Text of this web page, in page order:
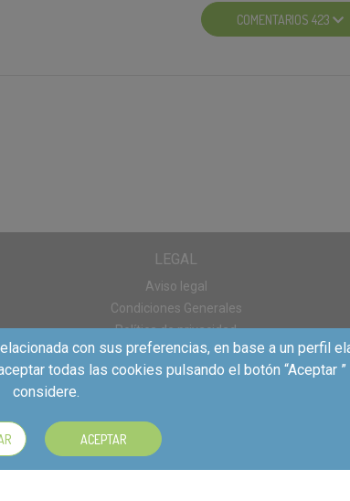
COMENTARIOS 423
LEGAL
Aviso legal
Condiciones Generales
Política de privacidad
Política de cookies
con sus preferencias, en base a un perfil
todas las cookies pulsando el botón “Aceptar
considere.
ACEPTAR